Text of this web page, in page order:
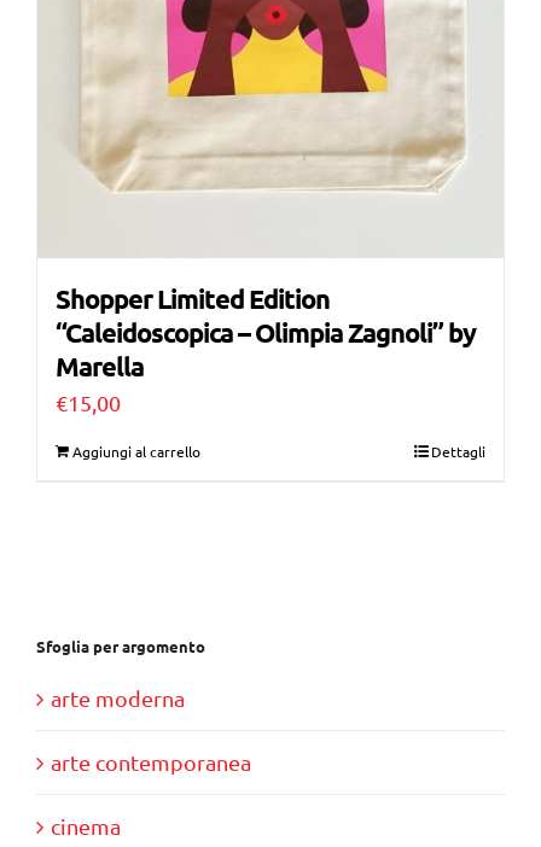
Shopper Limited Edition
“Caleidoscopica – Olimpia Zagnoli” by
Marella
€15,00
Aggiungi al carrello Dettagli
Sfoglia per argomento
arte moderna
arte contemporanea
cinema